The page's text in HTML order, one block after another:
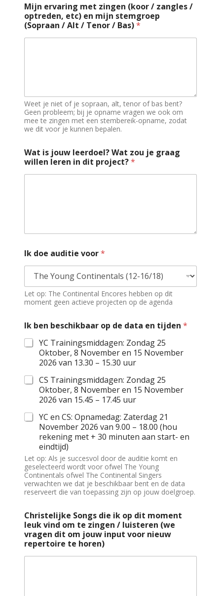
Mijn ervaring met zingen (koor / zangles /
optreden, etc) en mijn stemgroep
(Sopraan / Alt / Tenor / Bas)*
Weet je niet of je sopraan, alt, tenor of bas bent?
Geen probleem; bij je opname vragen we ook om
mee te zingen met een stembereik-opname, zodat
we dit voor je kunnen bepalen.
Wat is jouw leerdoel? Wat zou je graag
willen leren in dit project?*
Ik doe auditie voor*
Let op: The Continental Encores hebben op dit
moment geen actieve projecten op de agenda
Ik ben beschikbaar op de data en tijden *
YC Trainingsmiddagen: Zondag 25
Oktober, 8 November en 15 November
2026 van 13.30 – 15.30 uur
CS Trainingsmiddagen: Zondag 25
Oktober, 8 November en 15 November
2026 van 15.45 – 17.45 uur
YC en CS: Opnamedag: Zaterdag 21
November 2026 van 9.00 – 18.00 (hou
rekening met + 30 minuten aan start- en
eindtijd)
Let op: Als je succesvol door de auditie komt en
geselecteerd wordt voor ofwel The Young
Continentals ofwel The Continental Singers
verwachten we dat je beschikbaar bent en de data
reserveert die van toepassing zijn op jouw doelgroep.
Christelijke Songs die ik op dit moment
leuk vind om te zingen / luisteren (we
vragen dit om jouw input voor nieuw
repertoire te horen)